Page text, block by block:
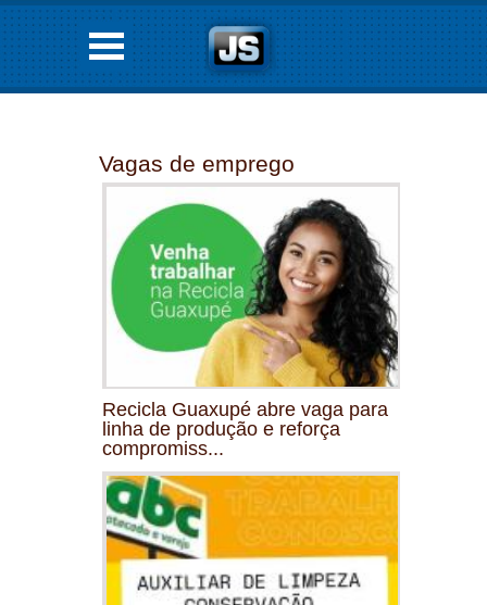
Vagas de emprego
Recicla Guaxupé abre vaga para
linha de produção e reforça
compromiss...